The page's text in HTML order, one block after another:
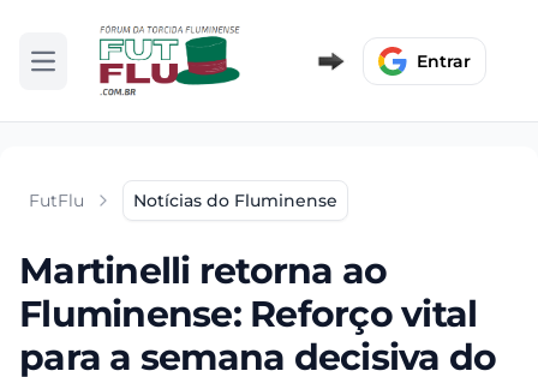
Abrir menu Entrar
FutFlu Notícias do Fluminense
Martinelli retorna ao
Fluminense: Reforço vital
para a semana decisiva do